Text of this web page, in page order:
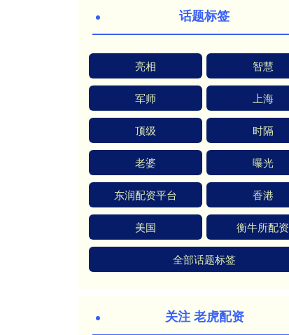
话题标签
亮相 智慧
军师 上海
顶级 时隔
老婆 曝光
东润配资平台 香港
美国 衡牛所配资
全部话题标签
关注 老虎配资